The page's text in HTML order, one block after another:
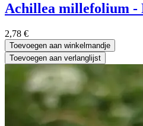
Achillea millefolium -
2,78 €
Toevoegen aan winkelmandje
Toevoegen aan verlanglijst